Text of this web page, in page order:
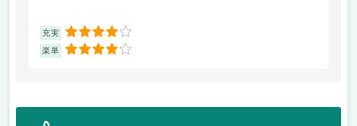
充実 4
楽単 4